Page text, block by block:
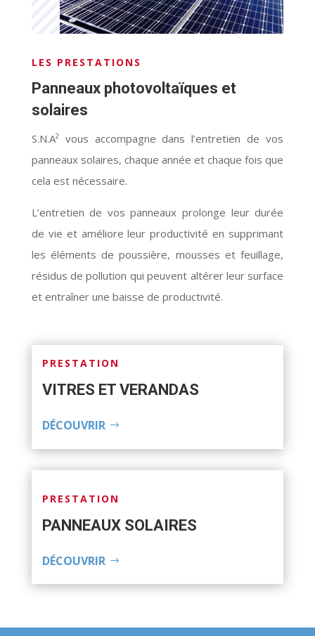
LES PRESTATIONS
Panneaux photovoltaïques et
solaires
S.N.A² vous accompagne dans l’entretien de vos
panneaux solaires, chaque année et chaque fois que
cela est nécessaire.
L’entretien de vos panneaux prolonge leur durée
de vie et améliore leur productivité en supprimant
les éléments de poussière, mousses et feuillage,
résidus de pollution qui peuvent altérer leur surface
et entraîner une baisse de productivité.
PRESTATION
VITRES ET VERANDAS
DÉCOUVRIR
PRESTATION
PANNEAUX SOLAIRES
DÉCOUVRIR